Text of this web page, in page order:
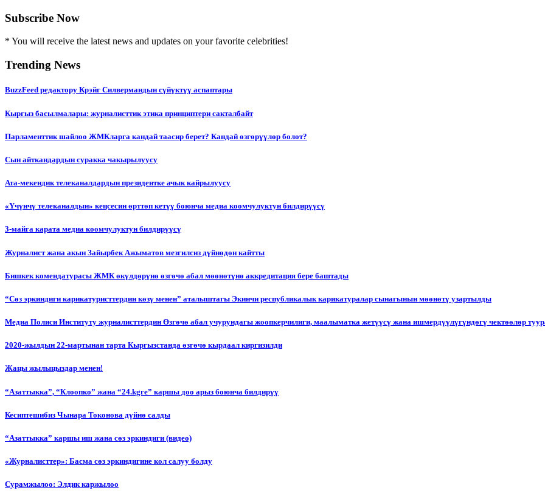
Subscribe Now
* You will receive the latest news and updates on your favorite celebrities!
Trending News
BuzzFeed редактору Крэйг Силвермандын сүйүктүү аспаптары
Кыргыз басылмалары: журналисттик этика принциптери сакталбайт
Парламенттик шайлоо ЖМКларга кандай таасир берет? Кандай өзгөрүүлөр болот?
Сын айткандардын суракка чакырылуусу
Ата-мекендик телеканалдардын президентке ачык кайрылуусу
«Үчүнчү телеканалдын» кеңсесин өрттөп кетүү боюнча медиа коомчулуктун билдирүүсү
3-майга карата медиа коомчулуктун билдирүүсү
Журналист жана акын Зайырбек Ажыматов мезгилсиз дүйнөдөн кайтты
Бишкек комендатурасы ЖМК өкүлдөрүнө өзгөчө абал мөөнөтүнө аккредитация бере баштады
“Сөз эркиндиги карикатуристтердин көзү менен” аталыштагы Экинчи республикалык карикатуралар сынагынын мөөнөтү узартылды
Медиа Полиси Институту журналисттердин Өзгөчө абал учурундагы жоопкерчилиги, маалыматка жетүүсү жана ишмердүүлүгүндөгү чектөөлөр
2020-жылдын 22-мартынан тарта Кыргызстанда өзгөчө кырдаал киргизилди
Жаңы жылыңыздар менен!
“Азаттыкка”, “Клоопко” жана “24.kgге” каршы доо арыз боюнча билдирүү
Кесиптешибиз Чынара Токонова дүйнө салды
“Азаттыкка” каршы иш жана сөз эркиндиги (видео)
«Журналисттер»: Басма сөз эркиндигине кол салуу болду
Сурамжылоо: Элдик каржылоо